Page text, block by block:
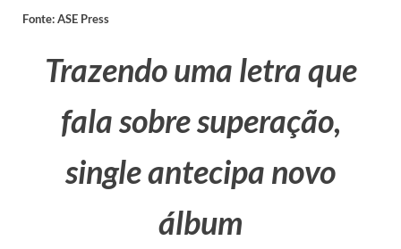
Fonte: ASE Press
Trazendo uma letra que
fala sobre superação,
single antecipa novo
álbum